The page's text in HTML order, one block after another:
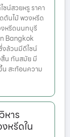
น์สวยหรู ราคา
นไม้ พวงหรีด
งหรีดนนทบุรี
Bangkok
งล้วนมีดีไซน์
น ทันสมัย มี
สะท้อนความ
หาร
หรีดใน